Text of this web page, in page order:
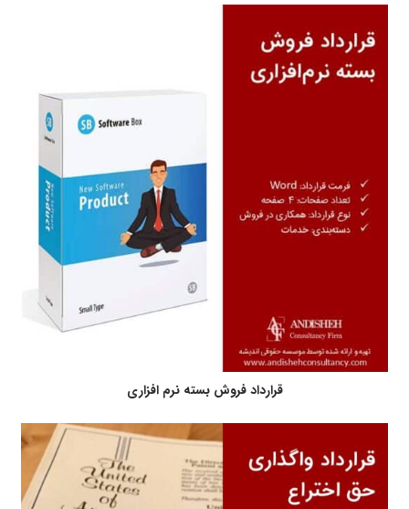
قرارداد فروش بسته نرم افزاری